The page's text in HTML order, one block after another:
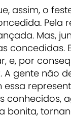
assim, o
Pela
Mas,
concedidas.
e, por
gente não
conhecidos,
bonita,